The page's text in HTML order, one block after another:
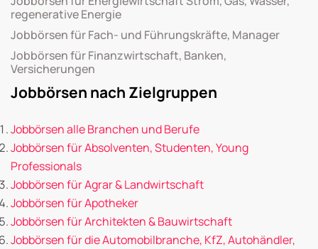
regenerative Energie
Jobbörsen für Fach- und Führungskräfte, Manager
Jobbörsen für Finanzwirtschaft, Banken,
Versicherungen
Jobbörsen nach Zielgruppen
Jobbörsen alle Branchen und Berufe
Jobbörsen für Absolventen, Studenten, Young
Professionals
Jobbörsen für Agrar & Landwirtschaft
Jobbörsen für Apotheker
Jobbörsen für Architekten & Bauwirtschaft
Jobbörsen für die Automobilbranche, KfZ, Autohändler,